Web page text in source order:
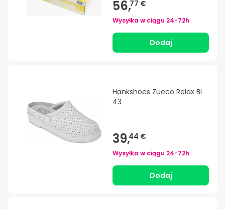
56,77 €
Wysyłka w ciągu 24-72h
Dodaj
Hankshoes Zueco Relax Bl
43
39,44 €
Wysyłka w ciągu 24-72h
Dodaj